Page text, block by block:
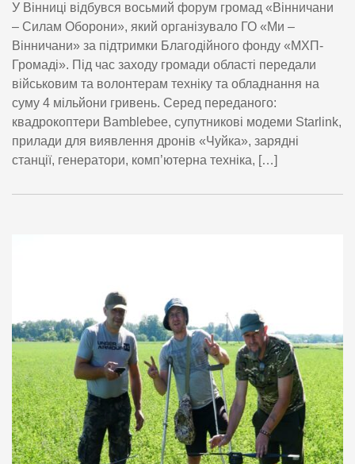
У Вінниці відбувся восьмий форум громад «Вінничани
– Силам Оборони», який організувало ГО «Ми –
Вінничани» за підтримки Благодійного фонду «МХП-
Громаді». Під час заходу громади області передали
військовим та волонтерам техніку та обладнання на
суму 4 мільйони гривень. Серед переданого:
квадрокоптери Bamblebee, супутникові модеми Starlink,
прилади для виявлення дронів «Чуйка», зарядні
станції, генератори, комп’ютерна техніка, […]